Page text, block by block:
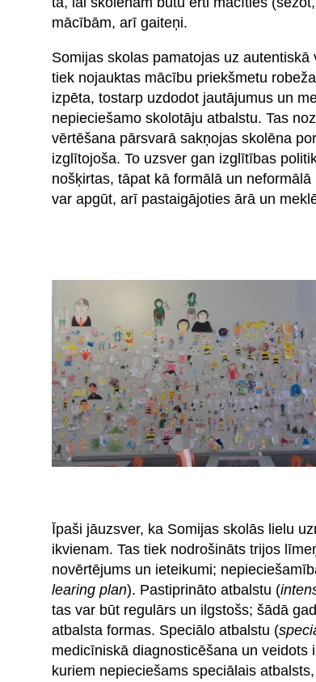
mācībām, arī gaiteņi.
Somijas skolas pamatojas uz
tiek nojauktas mācību priekšmetu
izpēta, tostarp uzdodot jautājumus un
nepieciešamo skolotāju atbalstu. Tas
vērtēšana pārsvarā sakņojas skolēna
izglītojoša. To uzsver gan izglītības
nošķirtas, tāpat kā formālā un
var apgūt, arī pastaigājoties ārā un
Īpaši jāuzsver, ka Somijas skolās lielu
ikvienam. Tas tiek nodrošināts trijos
novērtējums un ieteikumi;
learing plan). Pastiprināto atbalstu (
tas var būt regulārs un ilgstošs; šādā
atbalsta formas. Speciālo atbalstu (
medicīniskā diagnosticēšana un
kuriem nepieciešams speciālais